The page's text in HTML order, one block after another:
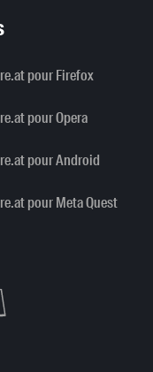
pour Firefox
pour Opera
pour Android
pour Meta Quest